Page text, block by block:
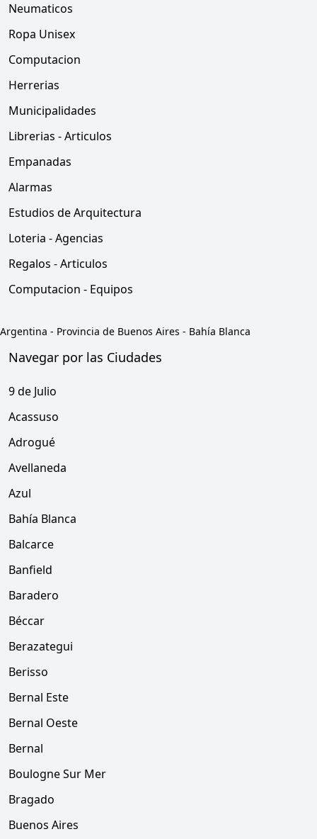
Neumaticos
Ropa Unisex
Computacion
Herrerias
Municipalidades
Librerias - Articulos
Empanadas
Alarmas
Estudios de Arquitectura
Loteria - Agencias
Regalos - Articulos
Computacion - Equipos
Argentina - Provincia de Buenos Aires - Bahía Blanca
Navegar por las Ciudades
9 de Julio
Acassuso
Adrogué
Avellaneda
Azul
Bahía Blanca
Balcarce
Banfield
Baradero
Béccar
Berazategui
Berisso
Bernal Este
Bernal Oeste
Bernal
Boulogne Sur Mer
Bragado
Buenos Aires